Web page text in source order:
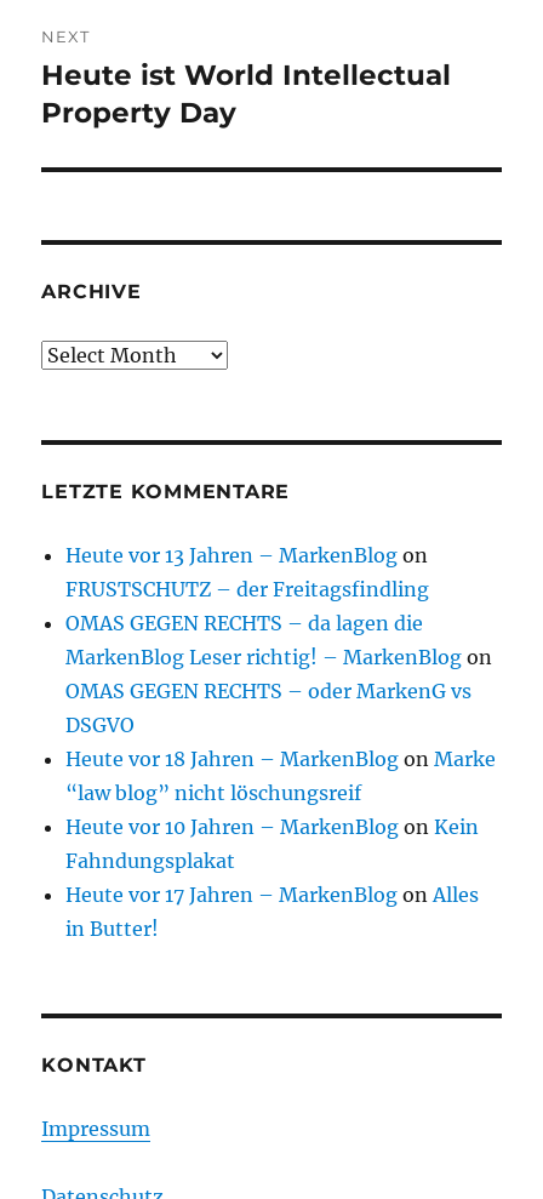
NEXT
Next
post:
Heute ist World Intellectual
Property Day
ARCHIVE
Archive
LETZTE KOMMENTARE
Heute vor 13 Jahren – MarkenBlog on
FRUSTSCHUTZ – der Freitagsfindling
OMAS GEGEN RECHTS – da lagen die
MarkenBlog Leser richtig! – MarkenBlog on
OMAS GEGEN RECHTS – oder MarkenG vs
DSGVO
Heute vor 18 Jahren – MarkenBlog onMarke
“law blog” nicht löschungsreif
Heute vor 10 Jahren – MarkenBlog onKein
Fahndungsplakat
Heute vor 17 Jahren – MarkenBlog onAlles
in Butter!
KONTAKT
Impressum